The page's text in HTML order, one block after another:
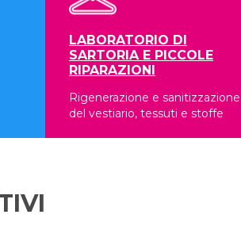
LABORATORIO DI
SARTORIA E PICCOLE
RIPARAZIONI
Rigenerazione e sanitizzazione
del vestiario, tessuti e stoffe